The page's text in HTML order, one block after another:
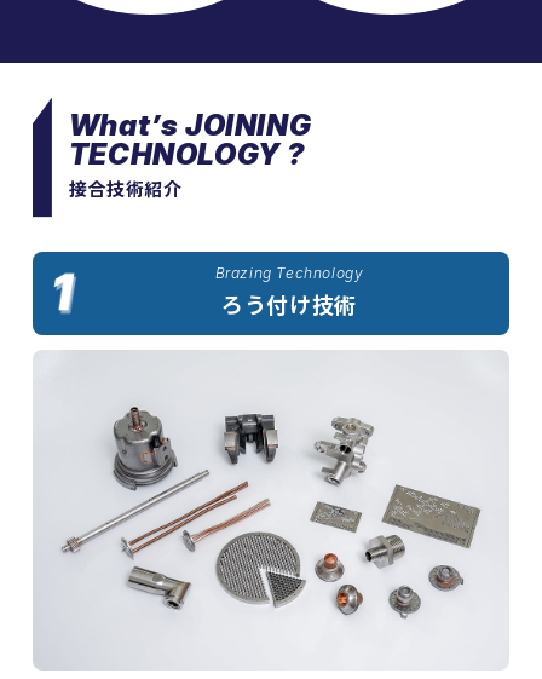
What’s JOINING
TECHNOLOGY ?
接合技術紹介
Brazing Technology
ろう付け技術